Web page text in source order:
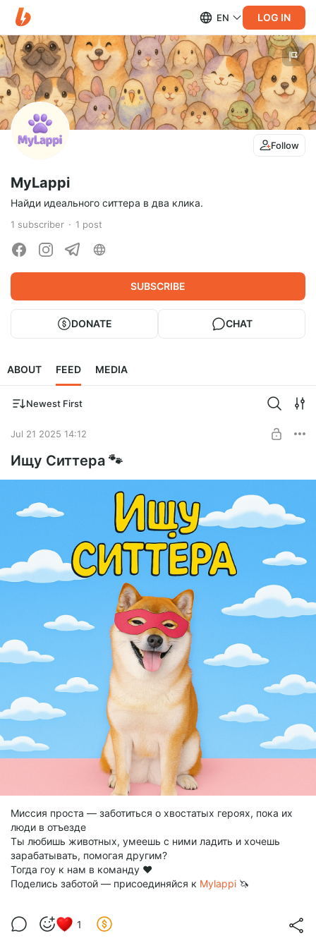
EN LOG IN
Follow
MyLappi
Найди идеального ситтера в два клика.
1 subscriber 1 post
SUBSCRIBE
DONATE CHAT
ABOUT FEED MEDIA
Newest First
Jul 21 2025 14:12
Ищу Ситтера 🐾
Миссия проста — заботиться о хвостатых героях, пока их
люди в отъезде
Ты любишь животных, умеешь с ними ладить и хочешь
зарабатывать, помогая другим?
Тогда гоу к нам в команду ❤️
Поделись заботой — присоединяйся к Mylappi 🦄
1